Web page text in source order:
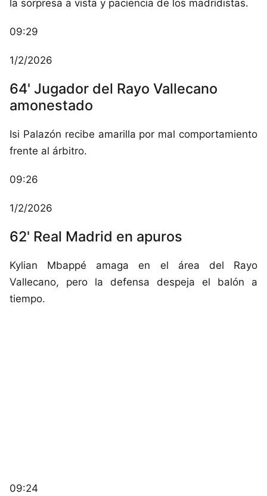
la sorpresa a vista y paciencia de los madridistas.
09:29
1/2/2026
64' Jugador del Rayo Vallecano
amonestado
Isi Palazón recibe amarilla por mal comportamiento
frente al árbitro.
09:26
1/2/2026
62' Real Madrid en apuros
Kylian Mbappé amaga en el área del Rayo
Vallecano, pero la defensa despeja el balón a
tiempo.
09:24